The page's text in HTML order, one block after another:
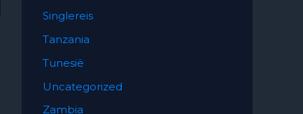
Singlereis
Tanzania
Tunesië
Uncategorized
Zambia